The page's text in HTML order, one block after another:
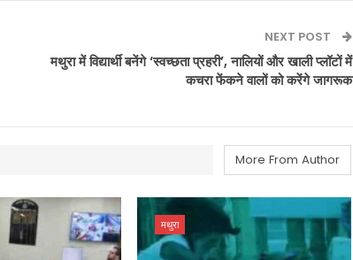
NEXT POST
मथुरा में विद्यार्थी बनेंगे ‘स्वच्छता प्रहरी’, नालियों और खाली प्लॉटों में
कचरा फेंकने वालों को करेंगे जागरूक
More From Author
मथुरा